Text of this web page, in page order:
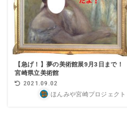
【急げ！】夢の美術館展9月3日まで！
宮崎県立美術館
2021.09.02
ほんみや宮崎プロジェクト